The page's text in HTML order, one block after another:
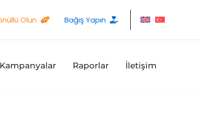
Olun Bağış Yapın
Kampanyalar Raporlar İletişim